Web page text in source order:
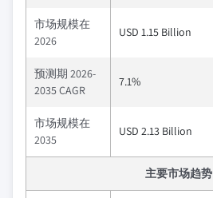
市场规模在
2026
USD 1.15 Billion
预测期 2026-
2035 CAGR
7.1%
市场规模在
2035
USD 2.13 Billion
主要市场趋势